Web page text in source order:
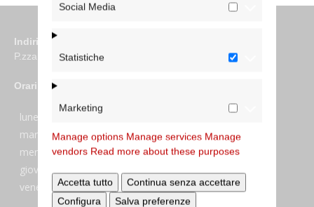
Social Media
Statistiche
Marketing
Manage options Manage services Manage
vendors Read more about these purposes
Accetta tutto
Continua senza accettare
Configura
Salva preferenze
Indirizzo
P.zza S. Giovanni in Laterano 6 00184 Roma
Orari
lunedi:
martedi:
7:45–13:15 e 14:00-17:30
mercoledi:
7:45–13:15 e 14:00-17:30
giovedi:
venerdi:
7:45–13:45